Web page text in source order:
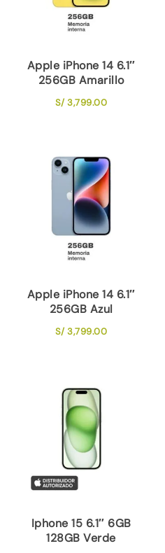
Apple iPhone 14 6.1″
256GB Amarillo
S/3,799.00
Apple iPhone 14 6.1″
256GB Azul
S/3,799.00
Iphone 15 6.1″ 6GB
128GB Verde